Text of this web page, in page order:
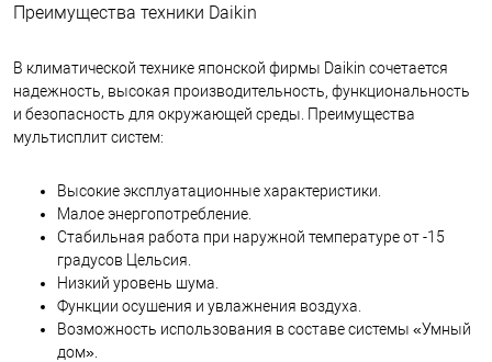
Преимущества техники Daikin
В климатической технике японской фирмы Daikin сочетается
надежность, высокая производительность, функциональность
и безопасность для окружающей среды. Преимущества
мультисплит систем:
Высокие эксплуатационные характеристики.
Малое энергопотребление.
Стабильная работа при наружной температуре от -15
градусов Цельсия.
Низкий уровень шума.
Функции осушения и увлажнения воздуха.
Возможность использования в составе системы «Умный
дом».